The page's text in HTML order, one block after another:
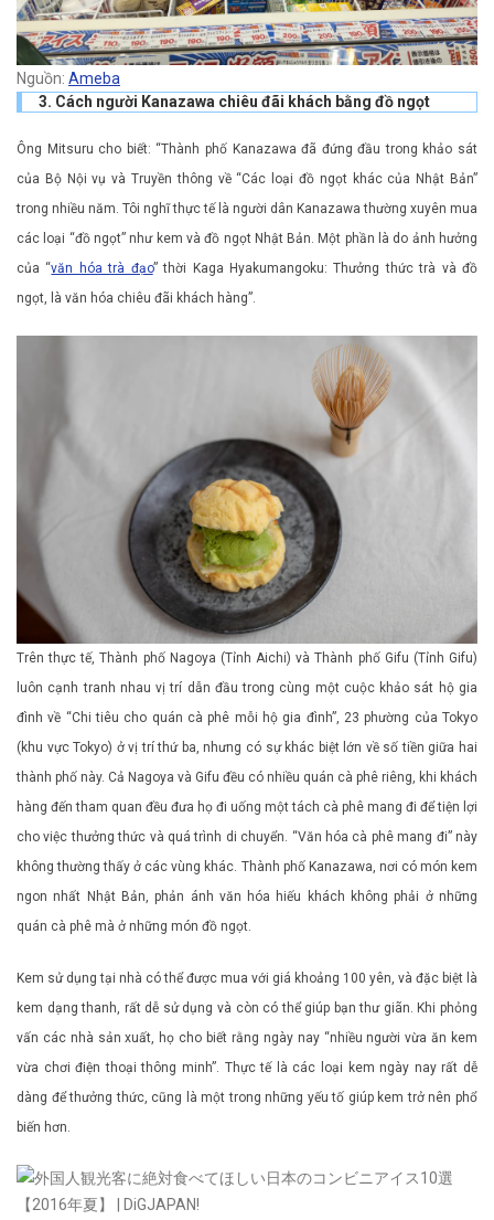
Nguồn: Ameba
3. Cách người Kanazawa chiêu đãi khách bằng đồ ngọt
Ông Mitsuru cho biết: “Thành phố Kanazawa đã đứng đầu trong khảo sát
của Bộ Nội vụ và Truyền thông về “Các loại đồ ngọt khác của Nhật Bản”
trong nhiều năm. Tôi nghĩ thực tế là người dân Kanazawa thường xuyên mua
các loại “đồ ngọt” như kem và đồ ngọt Nhật Bản. Một phần là do ảnh hưởng
của “văn hóa trà đạo” thời Kaga Hyakumangoku: Thưởng thức trà và đồ
ngọt, là văn hóa chiêu đãi khách hàng”.
Trên thực tế, Thành phố Nagoya (Tỉnh Aichi) và Thành phố Gifu (Tỉnh Gifu)
luôn cạnh tranh nhau vị trí dẫn đầu trong cùng một cuộc khảo sát hộ gia
đình về “Chi tiêu cho quán cà phê mỗi hộ gia đình”, 23 phường của Tokyo
(khu vực Tokyo) ở vị trí thứ ba, nhưng có sự khác biệt lớn về số tiền giữa hai
thành phố này. Cả Nagoya và Gifu đều có nhiều quán cà phê riêng, khi khách
hàng đến tham quan đều đưa họ đi uống một tách cà phê mang đi để tiện lợi
cho việc thưởng thức và quá trình di chuyển. “Văn hóa cà phê mang đi” này
không thường thấy ở các vùng khác. Thành phố Kanazawa, nơi có món kem
ngon nhất Nhật Bản, phản ánh văn hóa hiếu khách không phải ở những
quán cà phê mà ở những món đồ ngọt.
Kem sử dụng tại nhà có thể được mua với giá khoảng 100 yên, và đặc biệt là
kem dạng thanh, rất dễ sử dụng và còn có thể giúp bạn thư giãn. Khi phỏng
vấn các nhà sản xuất, họ cho biết rằng ngày nay “nhiều người vừa ăn kem
vừa chơi điện thoại thông minh”. Thực tế là các loại kem ngày nay rất dễ
dàng để thưởng thức, cũng là một trong những yếu tố giúp kem trở nên phổ
biến hơn.